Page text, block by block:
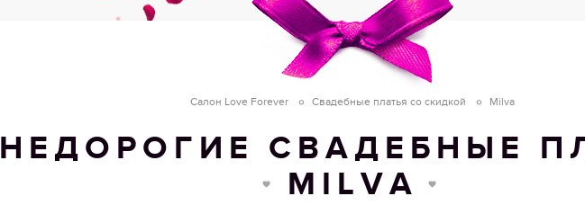
Салон Love Forever Свадебные платья со скидкой Milva
НЕДОРОГИЕ СВАДЕБНЫЕ
MILVA